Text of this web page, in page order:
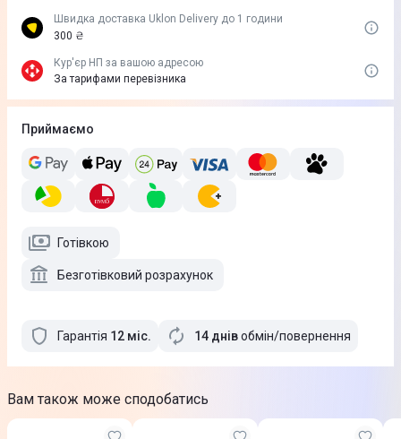
Швидка доставка Uklon Delivery до 1 години
300 ₴
Кур'єр НП за вашою адресою
За тарифами перевізника
Приймаємо
Готівкою
Безготівковий розрахунок
Гарантія 12 міс. 14 днівобмін/повернення
Вам також може сподобатись